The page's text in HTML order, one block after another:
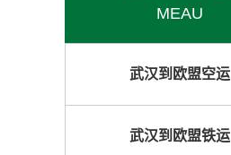
MEAU
武汉到欧盟空运
武汉到欧盟铁运